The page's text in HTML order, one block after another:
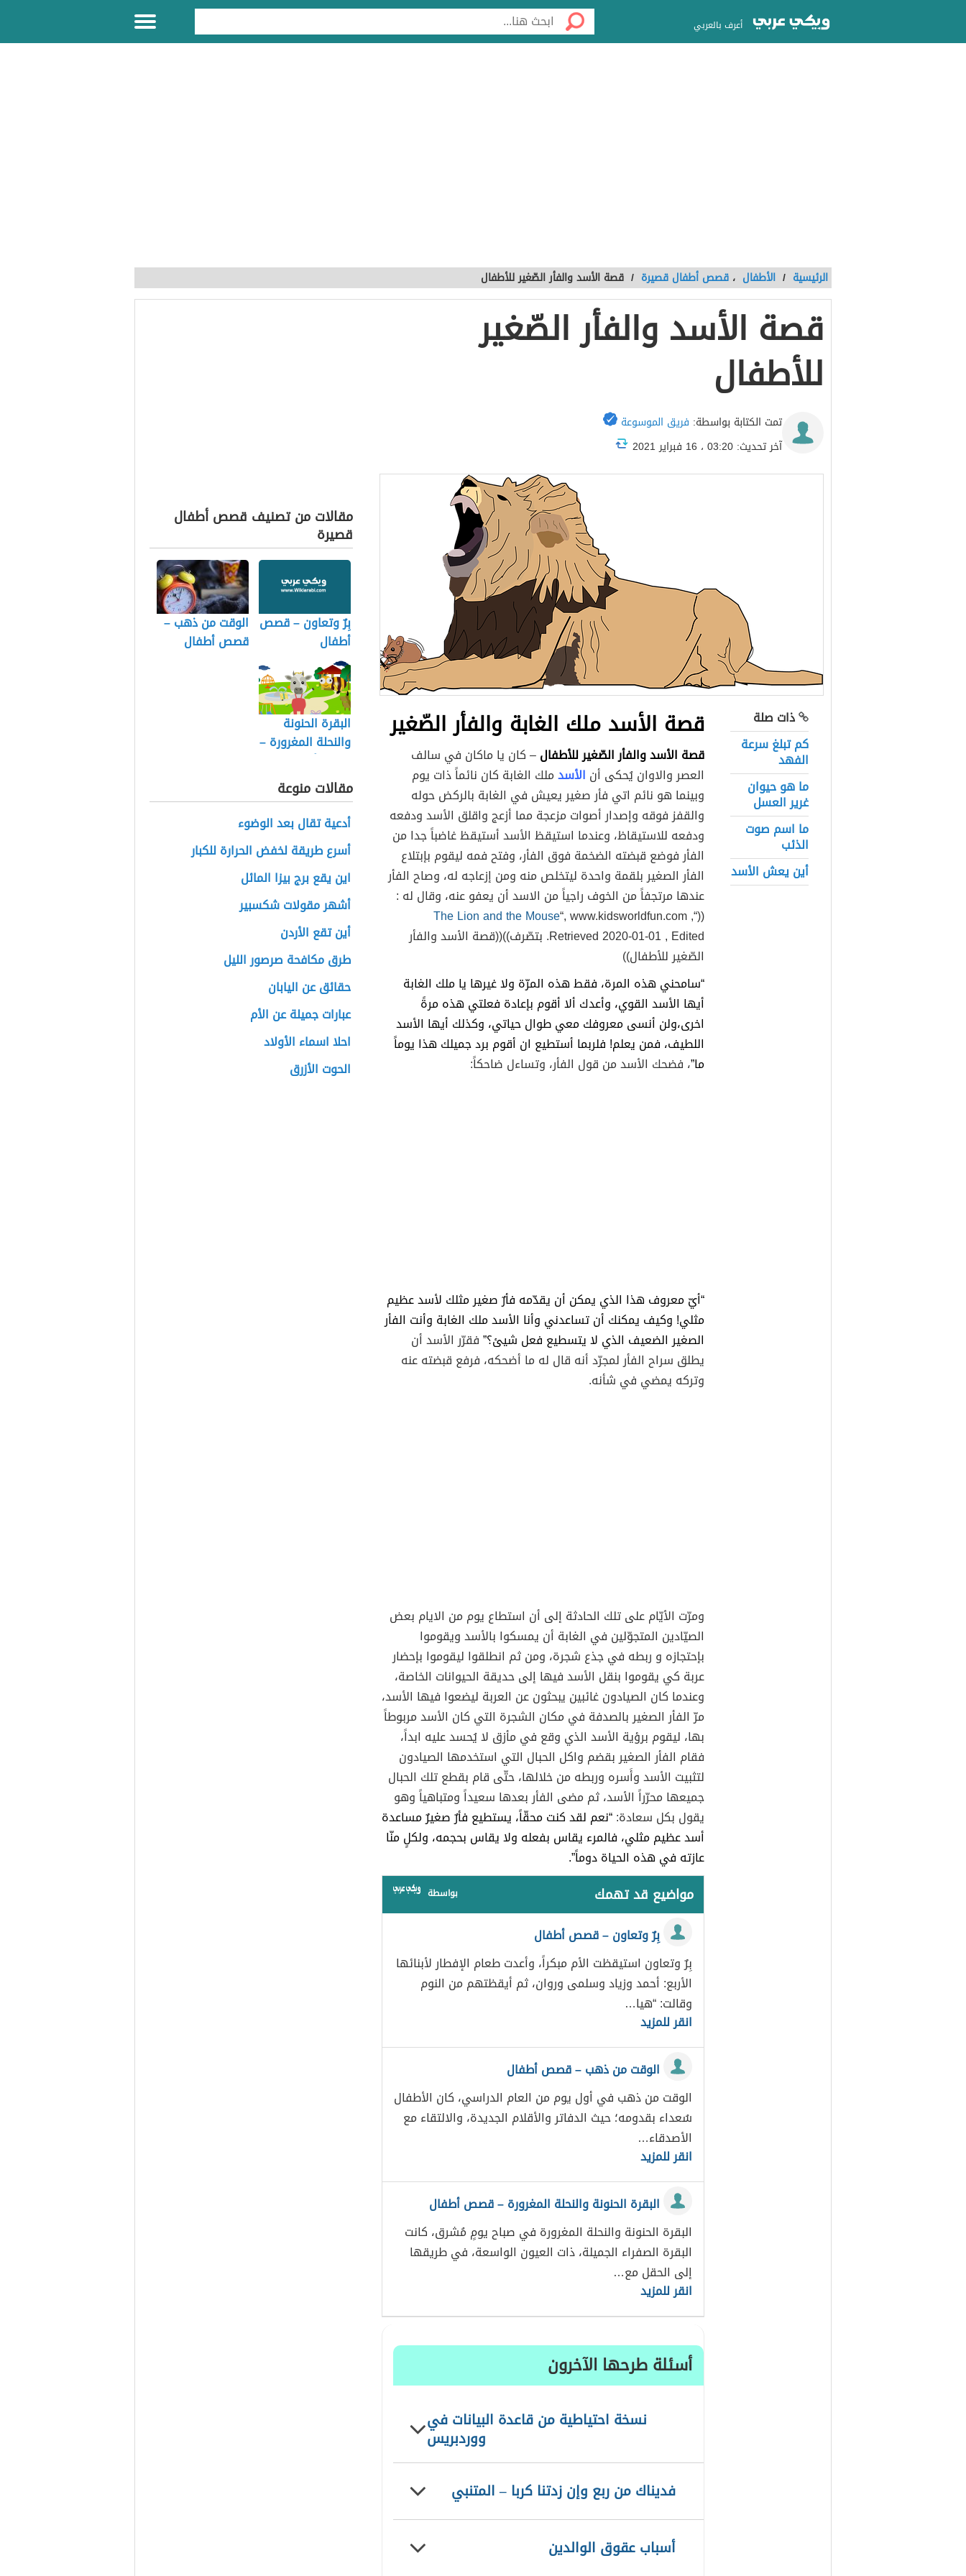
أعرف بالعربي
الرئيسية / الأطفال ، قصص أطفال قصيرة / قصة الأسد والفأر الصّغير للأطفال
قصة الأسد والفأر الصّغير
للأطفال
تمت الكتابة بواسطة: فريق الموسوعة
آخر تحديث: 03:20 ، 16 فبراير 2021
ذات صلة
كم تبلغ سرعة
الفهد
ما هو حيوان
غرير العسل
ما اسم صوت
الذئب
أين يعش الأسد
قصة الأسد ملك الغابة والفأر الصّغير
قصة الأسد والفأر الصّغير للأطفال– كان يا ماكان في سالف
العصر والاوان يُحكى أن الأسدملك الغابة كان نائماً ذات يوم
وبينما هو نائم اتي فأر صغير يعيش في الغابة بالركض حوله
والقفز فوقه وإصدار أصوات مزعجة مما أزعج واقلق الأسد ودفعه
ودفعه للاستيقاظ، وعندما استيقظ الأسد أستيقظ غاضباً جدا من
الفأر فوضع قبضته الضخمة فوق الفأر، وفتح فمه ليقوم بإبتلاع
الفأر الصغير بلقمة واحدة ليتخلص منه ومن إزعاجه له، وصاح الفأر
عندها مرتجفاً من الخوف راجياً من الاسد أن يعفو عنه، وقال له :
((“
The Lion and the Mouse“, www.kidsworldfun.com ,
Retrieved 2020-01-01 , Edited. بتصّرف))((قصة الأسد والفأر
الصّغير للأطفال))
“سامحني هذه المرة، فقط هذه المرّة ولا غيرها يا ملك الغابة
أيها الأسد القوي، وأعدك ألا أقوم بإعادة فعلتي هذه مرةً
اخرى،ولن أنسى معروفك معي طوال حياتي، وكذلك أيها الأسد
اللطيف، فمن يعلم! فلربما أستطيع ان أقوم برد جميلك هذا يوماً
ما”، فضحك الأسد من قول الفأر، وتساءل ضاحكاً:
“أيّ معروف هذا الذي يمكن أن يقدّمه فأرٌ صغير مثلك لأسد عظيم
مثلي! وكيف يمكنك أن تساعدني وأنا الأسد ملك الغابة وأنت الفأر
الصغير الضعيف الذي لا يتسطيع فعل شيئ؟”فقرّر الأسد أن
يطلق سراح الفأر لمجرّد أنه قال له ما أضحكه، فرفع قبضته عنه
وتركه يمضي في شأنه.
ومرّت الأيّام على تلك الحادثة إلى أن استطاع يوم من الايام بعض
الصيّادين المتجوّلين في الغابة أن يمسكوا بالأسد ويقوموا
بإحتجازه و ربطه في جذع شجرة، ومن ثم انطلقوا ليقوموا بإحضار
عربة كي يقوموا بنقل الأسد فيها إلى حديقة الحيوانات الخاصة،
وعندما كان الصيادون غائبين يبحثون عن العربة ليضعوا فيها الأسد،
مرّ الفأر الصغير بالصدفة في مكان الشجرة التي كان الأسد مربوطاً
بها، ليقوم برؤية الأسد الذي وقع في مأزق لا يُحسد عليه ابداً،
فقام الفأر الصغير بقضم واكل الحبال التي استخدمها الصيادون
لتثبيت الأسد وأَسره وربطه من خلالها، حتّى قام بقطع تلك الحبال
جميعها محرّراً الأسد، ثم مضى الفأر بعدها سعيداً ومتباهياً وهو
يقول بكل سعادة:“نعم لقد كنت محقّاً، يستطيع فأرٌ صغيرٌ مساعدة
أسد عظيم مثلي، فالمرء يقاس بفعله ولا يقاس بحجمه، ولكلٍ منّا
عازته في هذه الحياة دوماً”.
مواضيع قد تهمك بواسطة
بِرٌ وتعاون – قصص أطفال
بِرٌ وتعاون استيقظت الأم مبكراً، وأعدت طعام الإفطار لأبنائها
الأربع: أحمد وزياد وسلمى وروان، ثم أيقظتهم من النوم
وقالت: “هيا…
انقر للمزيد
الوقت من ذهب – قصص أطفال
الوقت من ذهب في أول يوم من العام الدراسي، كان الأطفال
سُعداء بقدومه؛ حيث الدفاتر والأقلام الجديدة، والالتقاء مع
الأصدقاء…
انقر للمزيد
البقرة الحنونة والنحلة المغرورة – قصص أطفال
البقرة الحنونة والنحلة المغرورة في صباح يومٍ مُشرق، كانت
البقرة الصفراء الجميلة، ذات العيون الواسعة، في طريقها
إلى الحقل مع…
انقر للمزيد
أسئلة طرحها الآخرون
نسخة احتياطية من قاعدة البيانات في
ووردبريس
فديناك من ربع وإن زدتنا كربا – المتنبي
أسباب عقوق الوالدين
مقالات من تصنيف قصص أطفال
قصيرة
بِرٌ وتعاون – قصص
أطفال
الوقت من ذهب –
قصص أطفال
البقرة الحنونة
والنحلة المغرورة –
قصص أطفال
مقالات منوعة
أدعية تقال بعد الوضوء
أسرع طريقة لخفض الحرارة للكبار
اين يقع برج بيزا المائل
أشهر مقولات شكسبير
أين تقع الأردن
طرق مكافحة صرصور الليل
حقائق عن اليابان
عبارات جميلة عن الأم
احلا اسماء الأولاد
الحوت الأزرق